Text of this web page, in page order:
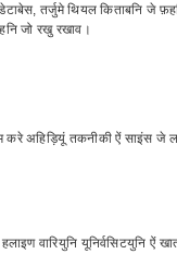
तर्जुमे थियल किताबनि जे
जो रखु रखाव।
करे अहिड़ियूं तकनीकी ऐं साइंस जे
वारियुनि यूनिर्वसिटयुनि ऐं